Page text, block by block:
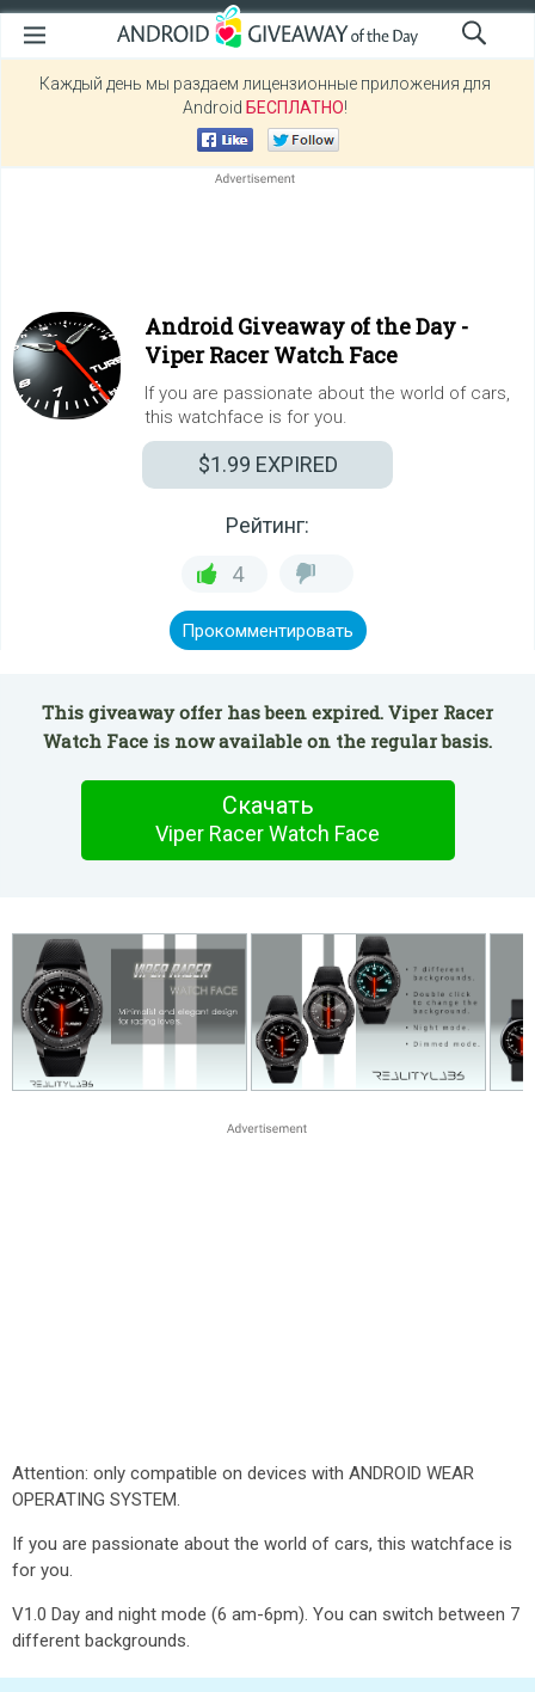
Каждый день мы раздаем лицензионные приложения для
Android БЕСПЛАТНО!
Android Giveaway of the Day -
Viper Racer Watch Face
If you are passionate about the world of cars,
this watchface is for you.
$1.99 EXPIRED
Рейтинг:
4
Прокомментировать
This giveaway offer has been expired. Viper Racer
Watch Face is now available on the regular basis.
Скачать
Viper Racer Watch Face
Attention: only compatible on devices with ANDROID WEAR
OPERATING SYSTEM.
If you are passionate about the world of cars, this watchface is
for you.
V1.0 Day and night mode (6 am-6pm). You can switch between 7
different backgrounds.